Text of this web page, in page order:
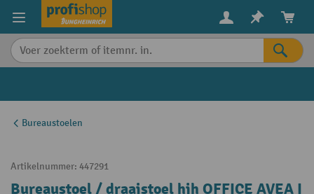
content
Bureaustoelen
Artikelnummer: 447291
Bureaustoel / draaistoel hjh OFFICE AVEA I